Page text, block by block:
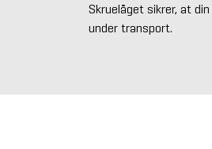
Skruelåget sikrer, at
under transport.